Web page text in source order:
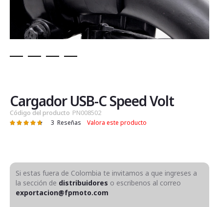
de
la
galería
de
Cargador USB-C Speed Volt
Código del producto PN008502
Valoración: 3 Reseñas Valora este producto
Si estas fuera de Colombia te invitamos a que ingreses a
la sección de distribuidores o escribenos al correo
exportacion@fpmoto.com